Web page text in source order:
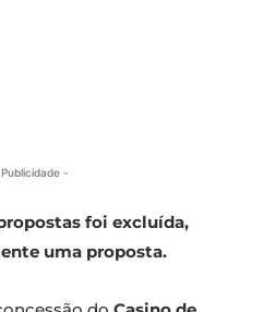
-
foi excluída,
uma proposta.